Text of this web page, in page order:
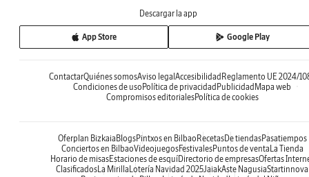
Descargar la app
App Store Google Play
ContactarQuiénes somosAviso legalAccesibilidadReglamento UE 2024/
Condiciones de usoPolítica de privacidadPublicidadMapa web
Compromisos editorialesPolítica de cookies
Oferplan BizkaiaBlogsPintxos en BilbaoRecetasDe tiendasPasatiempos
Conciertos en BilbaoVideojuegosFestivalesPuntos de ventaLa Tienda
Horario de misasEstaciones de esquíDirectorio de empresasOfertas
ClasificadosLa MirillaLotería Navidad 2025JaiakAste NagusiaStartinnova